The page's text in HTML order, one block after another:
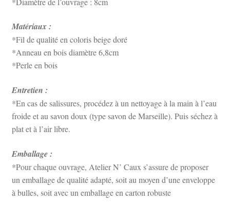
Matériaux :
*Fil de qualité en coloris beige doré
*Anneau en bois diamètre 6,8cm
*Perle en bois
Entretien :
*En cas de salissures, procédez à un nettoyage à la main à l’eau
froide et au savon doux (type savon de Marseille). Puis séchez à
plat et à l’air libre.
Emballage :
*Pour chaque ouvrage, Atelier N’ Caux s’assure de proposer
un emballage de qualité adapté, soit au moyen d’une enveloppe
à bulles, soit avec un emballage en carton robuste